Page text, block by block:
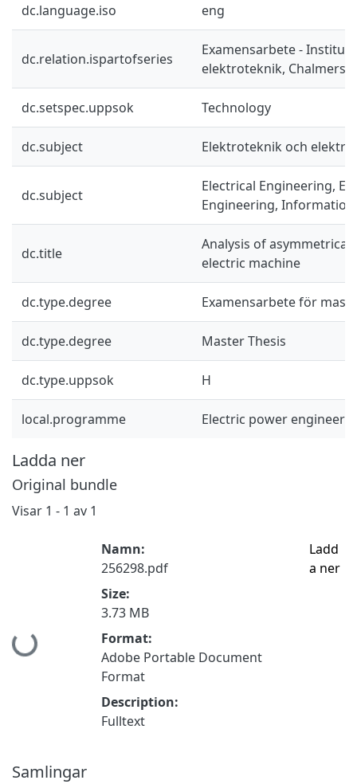
dc.language.iso eng
dc.relation.ispartofseries
Examensarbete -
elektroteknik, Chalmers
dc.setspec.uppsok Technology
dc.subject Elektroteknik och
dc.subject
Electrical Engineering,
Engineering,
dc.title
Analysis of asymmetrical
electric machine
dc.type.degree Examensarbete för
dc.type.degree Master Thesis
dc.type.uppsok H
local.programme Electric power
Ladda ner
Original bundle
Visar 1 - 1 av 1
Hämtar...
Namn:
256298.pdf
Size:
3.73 MB
Format:
Adobe Portable Document
Format
Description:
Fulltext
Ladd
a ner
Samlingar